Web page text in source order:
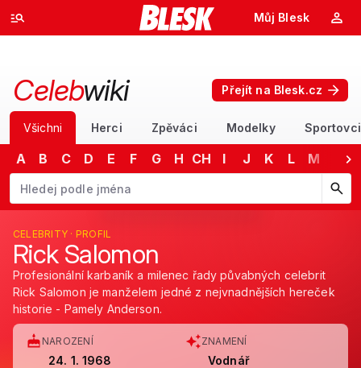
Můj Blesk
Celebwiki Přejít na Blesk.cz
Všichni Herci Zpěváci Modelky Sportovci
A B C D E F G H CH I J K L M
Začněte psát jméno. Šipkami dolů a nahoru procházejte návrhy,
CELEBRITY · PROFIL
Rick Salomon
Profesionální karbaník a milenec řady půvabných celebrit
Rick Salomon je manželem jedné z nejvnadnějších hereček
historie - Pamely Anderson.
NAROZENÍ
24. 1. 1968
ZNAMENÍ
Vodnář